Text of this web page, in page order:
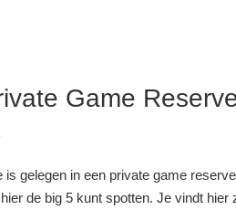
Game
is gelegen in een private game
de big 5 kunt spotten. Je vindt